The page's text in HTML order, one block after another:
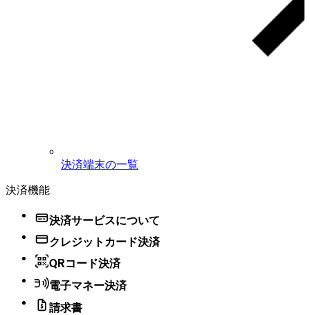
決済端末の一覧
決済機能
決済サービスについて
クレジットカード決済
QRコード決済
電子マネー決済
請求書